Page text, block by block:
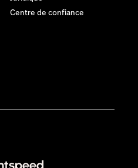
Centre de confiance